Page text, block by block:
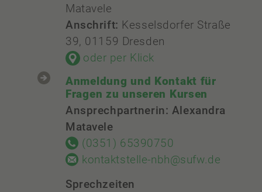
Matavele
Anschrift: Kesselsdorfer Straße
39, 01159 Dresden
oder per Klick
Anmeldung und Kontakt für
Fragen zu unseren Kursen
Ansprechpartnerin: Alexandra
Matavele
(0351) 65390750
kontaktstelle-nbh@sufw.de
Sprechzeiten